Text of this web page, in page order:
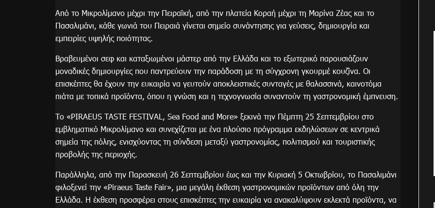
Από το Μικρολίμανο μέχρι την Πειραϊκή, από την πλατεία Κοραή μέχρι τη Μαρίνα Ζέας και το
Πασαλιμάνι, κάθε γωνιά του Πειραιά γίνεται σημείο συνάντησης για γεύσεις, δημιουργία και
εμπειρίες υψηλής ποιότητας.
Βραβευμένοι σεφ και καταξιωμένοι μάστερ από την Ελλάδα και το εξωτερικό παρουσιάζουν
μοναδικές δημιουργίες που παντρεύουν την παράδοση με τη σύγχρονη γκουρμέ κουζίνα. Οι
επισκέπτες θα έχουν την ευκαιρία να γευτούν αποκλειστικές συνταγές με θαλασσινά, καινοτόμα
πιάτα με τοπικά προϊόντα, όπου η γνώση και η τεχνογνωσία συναντούν τη γαστρονομική έμπνευση.
Το «PIRAEUS TASTE FESTIVAL, Sea Food and More» ξεκινά την Πέμπτη 25 Σεπτεμβρίου στο
εμβληματικό Μικρολίμανο και συνεχίζεται με ένα πλούσιο πρόγραμμα εκδηλώσεων σε κεντρικά
σημεία της πόλης, ενισχύοντας τη σύνδεση μεταξύ γαστρονομίας, πολιτισμού και τουριστικής
προβολής της περιοχής.
Παράλληλα, από την Παρασκευή 26 Σεπτεμβρίου έως και την Κυριακή 5 Οκτωβρίου, το Πασαλιμάνι
φιλοξενεί την «Piraeus Taste Fair», μια μεγάλη έκθεση γαστρονομικών προϊόντων από όλη την
Ελλάδα. Η έκθεση προσφέρει στους επισκέπτες την ευκαιρία να ανακαλύψουν εκλεκτά προϊόντα, να